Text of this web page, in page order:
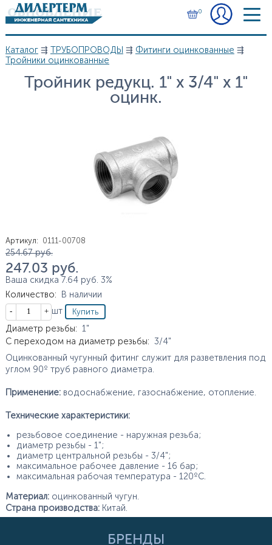
Перейти к основному содержанию
0
Вы здесь
Каталог⇶ ТРУБОПРОВОДЫ ⇶ Фитинги оцинкованные ⇶
Тройники оцинкованные
Тройник редукц. 1" х 3/4" х 1"
оцинк.
Артикул: 0111-00708
Цена
254.67 руб.
247.03 руб.
Ваша скидка 7.64 руб. 3%
Количество:
В наличии
Кол-во
шт
Характеристики
Диаметр резьбы: 1"
С переходом на диаметр резьбы: 3/4"
Оцинкованный чугунный фитинг служит для разветвления под
углом 90º труб равного диаметра.
Применение: водоснабжение, газоснабжение, отопление.
Технические характеристики:
резьбовое соединение - наружная резьба;
диаметр резьбы - 1";
диаметр центральной резьбы - 3/4";
максимальное рабочее давление - 16 бар;
максимальная рабочая температура - 120ºС.
Материал:оцинкованный чугун.
Страна производства:Китай.
БРЕНДЫ